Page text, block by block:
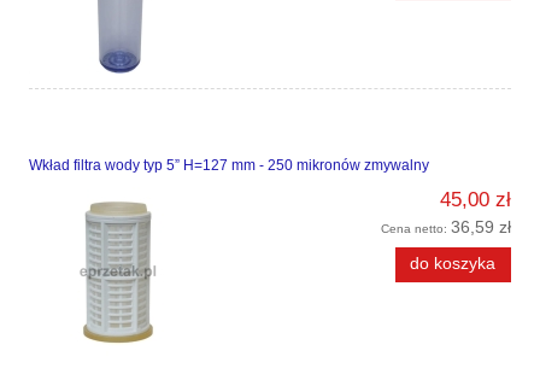
Wkład filtra wody typ 5” H=127 mm - 250 mikronów zmywalny
45,00 zł
Cena netto: 36,59 zł
do koszyka